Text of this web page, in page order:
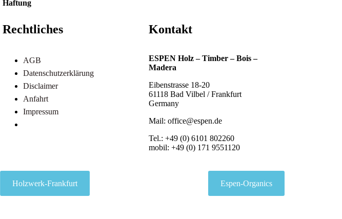
Haftung
Rechtliches
AGB
Datenschutzerklärung
Disclaimer
Anfahrt
Impressum
Kontakt
ESPEN Holz – Timber – Bois –
Madera
Eibenstrasse 18-20
61118 Bad Vilbel / Frankfurt
Germany
Mail: office@espen.de
Tel.: +49 (0) 6101 802260
mobil: +49 (0) 171 9551120
Holzwerk-Frankfurt Espen-Organics